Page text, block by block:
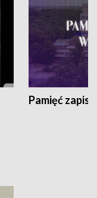
Pamięć